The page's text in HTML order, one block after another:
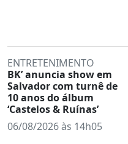
ENTRETENIMENTO
BK’ anuncia show em
Salvador com turnê de
10 anos do álbum
‘Castelos & Ruínas’
06/08/2026 às 14h05